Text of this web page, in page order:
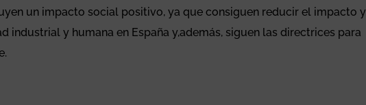
un impacto social positivo, ya que consiguen reducir el impacto y
industrial y humana en España y,además, siguen las directrices para